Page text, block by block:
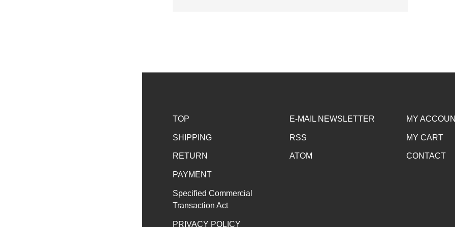
TOP
SHIPPING
RETURN
PAYMENT
Specified Commercial
Transaction Act
PRIVACY POLICY
E-MAIL NEWSLETTER
RSS
ATOM
MY
MY CART
CONTACT